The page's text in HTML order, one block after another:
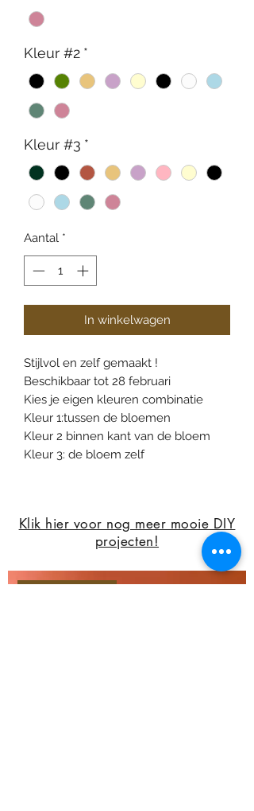
Kleur #2 *
Kleur #3 *
Aantal *
In winkelwagen
Stijlvol en zelf gemaakt !
Beschikbaar tot 28 februari
Kies je eigen kleuren combinatie
Kleur 1:tussen de bloemen
Kleur 2 binnen kant van de bloem
Kleur 3: de bloem zelf
Klik hier voor nog meer mooie DIY
projecten!